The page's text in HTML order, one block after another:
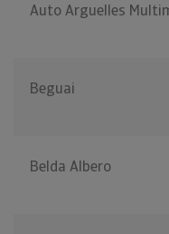
Auto Arguelles
Beguai
Belda Albero